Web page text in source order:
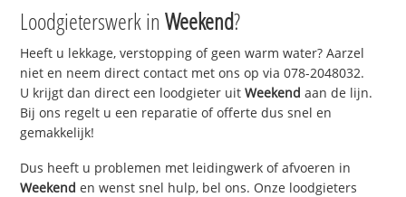
Loodgieterswerk inWeekend?
Heeft u lekkage, verstopping of geen warm water? Aarzel
niet en neem direct contact met ons op via 078-2048032.
U krijgt dan direct een loodgieter uitWeekend aan de lijn.
Bij ons regelt u een reparatie of offerte dus snel en
gemakkelijk!
Dus heeft u problemen met leidingwerk of afvoeren in
Weekend en wenst snel hulp, bel ons. Onze loodgieters